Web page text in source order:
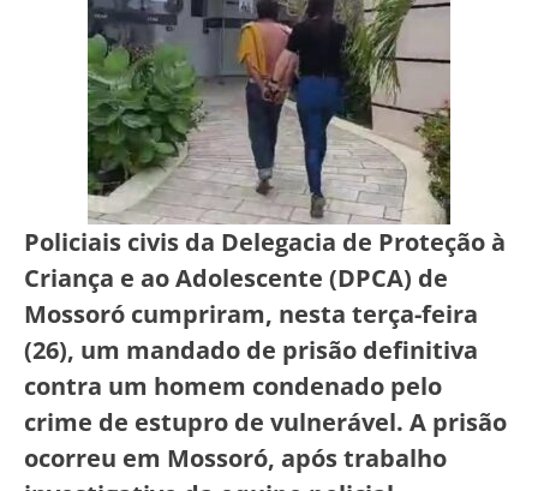
Policiais civis da Delegacia de Proteção à
Criança e ao Adolescente (DPCA) de
Mossoró cumpriram, nesta terça-feira
(26), um mandado de prisão definitiva
contra um homem condenado pelo
crime de estupro de vulnerável. A prisão
ocorreu em Mossoró, após trabalho